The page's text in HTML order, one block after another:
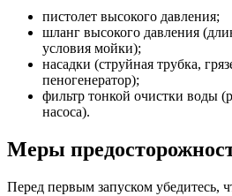
пистолет высокого давления;
шланг высокого давления
условия мойки);
насадки (струйная трубка,
пеногенератор);
фильтр тонкой очистки воды
насоса).
Меры
Перед первым запуском убедитесь,